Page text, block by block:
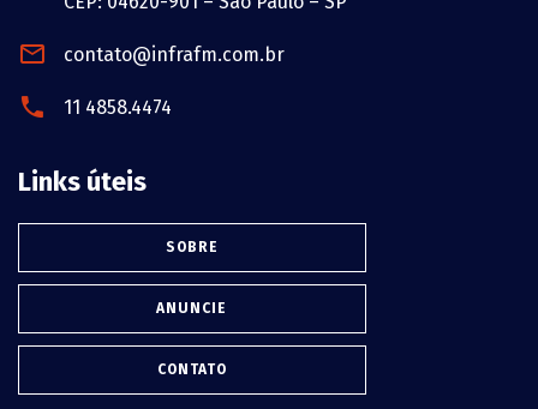
contato@infrafm.com.br
11 4858.4474
Links úteis
SOBRE
ANUNCIE
CONTATO